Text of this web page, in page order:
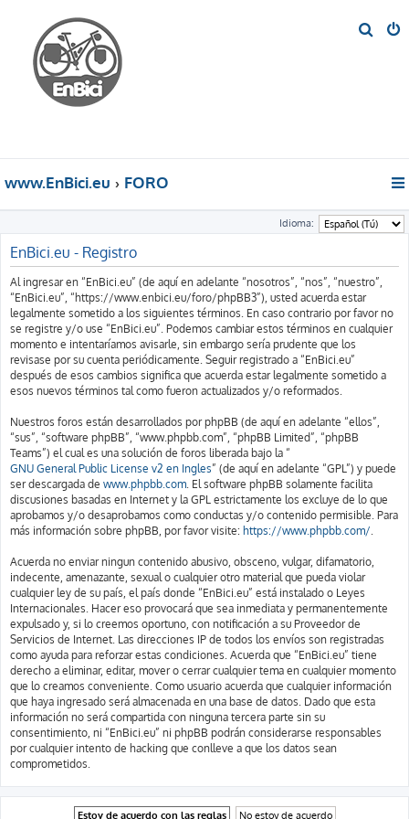
www.EnBici.eu FORO
Idioma:
EnBici.eu - Registro
Al ingresar en “EnBici.eu” (de aquí en adelante “nosotros”, “nos”, “nuestro”,
“EnBici.eu”, “https://www.enbici.eu/foro/phpBB3”), usted acuerda estar
legalmente sometido a los siguientes términos. En caso contrario por favor no
se registre y/o use “EnBici.eu”. Podemos cambiar estos términos en cualquier
momento e intentaríamos avisarle, sin embargo sería prudente que los
revisase por su cuenta periódicamente. Seguir registrado a “EnBici.eu”
después de esos cambios significa que acuerda estar legalmente sometido a
esos nuevos términos tal como fueron actualizados y/o reformados.
Nuestros foros están desarrollados por phpBB (de aquí en adelante “ellos”,
“sus”, “software phpBB”, “www.phpbb.com”, “phpBB Limited”, “phpBB
Teams”) el cual es una solución de foros liberada bajo la “
GNU General Public License v2 en Ingles” (de aquí en adelante “GPL”) y puede
ser descargada de www.phpbb.com. El software phpBB solamente facilita
discusiones basadas en Internet y la GPL estrictamente los excluye de lo que
aprobamos y/o desaprobamos como conductas y/o contenido permisible. Para
más información sobre phpBB, por favor visite: https://www.phpbb.com/.
Acuerda no enviar ningun contenido abusivo, obsceno, vulgar, difamatorio,
indecente, amenazante, sexual o cualquier otro material que pueda violar
cualquier ley de su país, el país donde “EnBici.eu” está instalado o Leyes
Internacionales. Hacer eso provocará que sea inmediata y permanentemente
expulsado y, si lo creemos oportuno, con notificación a su Proveedor de
Servicios de Internet. Las direcciones IP de todos los envíos son registradas
como ayuda para reforzar estas condiciones. Acuerda que “EnBici.eu” tiene
derecho a eliminar, editar, mover o cerrar cualquier tema en cualquier momento
que lo creamos conveniente. Como usuario acuerda que cualquier información
que haya ingresado será almacenada en una base de datos. Dado que esta
información no será compartida con ninguna tercera parte sin su
consentimiento, ni “EnBici.eu” ni phpBB podrán considerarse responsables
por cualquier intento de hacking que conlleve a que los datos sean
comprometidos.